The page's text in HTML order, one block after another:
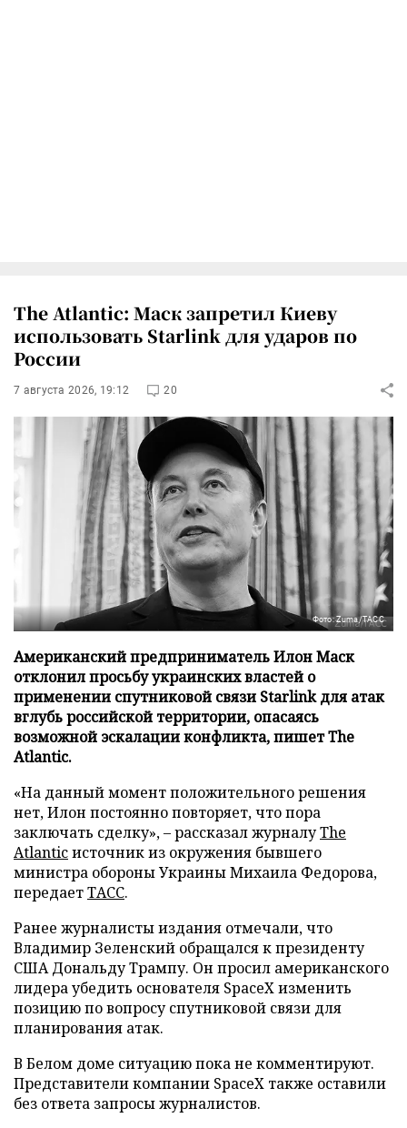
The Atlantic: Маск запретил Киеву
использовать Starlink для ударов по
России
7 августа 2026, 19:12 20
Фото: Zuma/ТАСС
Американский предприниматель Илон Маск
отклонил просьбу украинских властей о
применении спутниковой связи Starlink для атак
вглубь российской территории, опасаясь
возможной эскалации конфликта, пишет The
Atlantic.
«На данный момент положительного решения
нет, Илон постоянно повторяет, что пора
заключать сделку», – рассказал журналуThe
Atlanticисточник из окружения бывшего
министра обороны Украины Михаила Федорова,
передаетТАСС.
Ранее журналисты издания отмечали, что
Владимир Зеленский обращался к президенту
США Дональду Трампу. Он просил американского
лидера убедить основателя SpaceX изменить
позицию по вопросу спутниковой связи для
планирования атак.
В Белом доме ситуацию пока не комментируют.
Представители компании SpaceX также оставили
без ответа запросы журналистов.